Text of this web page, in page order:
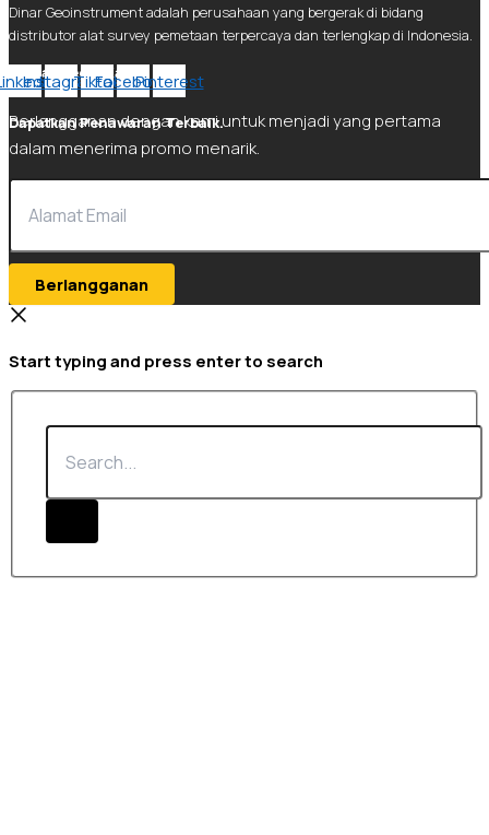
Dinar Geoinstrument adalah perusahaan yang bergerak di bidang
distributor alat survey pemetaan terpercaya dan terlengkap di Indonesia.
Social Media Kami.
Instagram
TiktokFacebookPinterest
Dapatkan Penawaran Terbaik.
Berlangganan dengan kami untuk menjadi yang pertama
dalam menerima promo menarik.
Berlangganan
Start typing and press enter to search
Search...